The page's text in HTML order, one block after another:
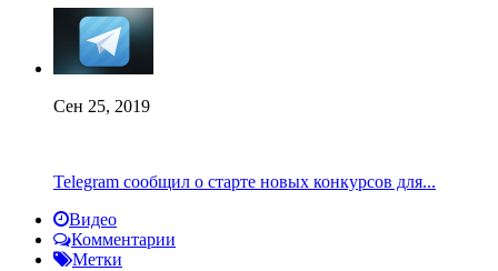
Сен 25, 2019
Telegram сообщил о старте новых конкурсов для...
Видео
Комментарии
Метки